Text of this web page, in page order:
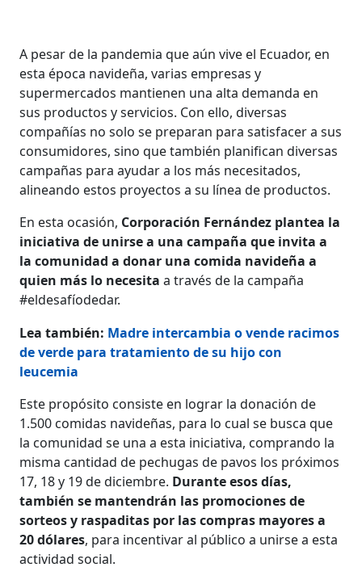
A pesar de la pandemia que aún vive el Ecuador, en
esta época navideña, varias empresas y
supermercados mantienen una alta demanda en
sus productos y servicios. Con ello, diversas
compañías no solo se preparan para satisfacer a sus
consumidores, sino que también planifican diversas
campañas para ayudar a los más necesitados,
alineando estos proyectos a su línea de productos.
En esta ocasión, Corporación Fernández plantea la
iniciativa de unirse a una campaña que invita a
la comunidad a donar una comida navideña a
quien más lo necesitaa través de la campaña
#eldesafíodedar.
Lea también: Madre intercambia o vende racimos
de verde para tratamiento de su hijo con
leucemia
Este propósito consiste en lograr la donación de
1.500 comidas navideñas, para lo cual se busca que
la comunidad se una a esta iniciativa, comprando la
misma cantidad de pechugas de pavos los próximos
17, 18 y 19 de diciembre. Durante esos días,
también se mantendrán las promociones de
sorteos y raspaditas por las compras mayores a
20 dólares, para incentivar al público a unirse a esta
actividad social.